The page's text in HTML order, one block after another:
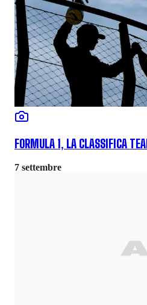
FORMULA 1, LA CLASSIFICA
7 settembre